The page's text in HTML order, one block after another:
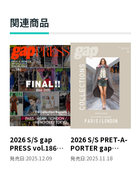
関連商品
2026 S/S gap
PRESS vol.186
PARIS / MILAN /
発売日:2025.12.09
2026 S/S PRET-A-
PORTER gap
COLLECTIONS
発売日:2025.11.18